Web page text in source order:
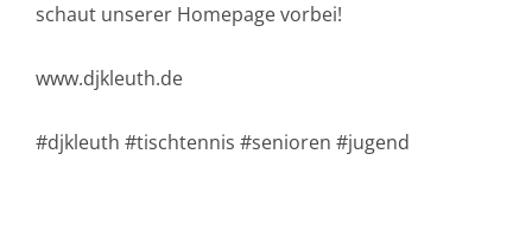
schaut unserer Homepage vorbei!
www.djkleuth.de
#djkleuth #tischtennis #senioren #jugend